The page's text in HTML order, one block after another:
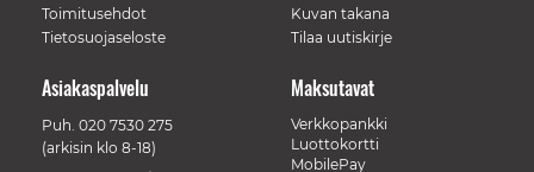
Toimitusehdot
Tietosuojaseloste
Kuvan takana
Tilaa uutiskirje
Maksutavat
Verkkopankki
Luottokortti
MobilePay
Asiakaspalvelu
Puh. 020 7530 275
(arkisin klo 8-18)